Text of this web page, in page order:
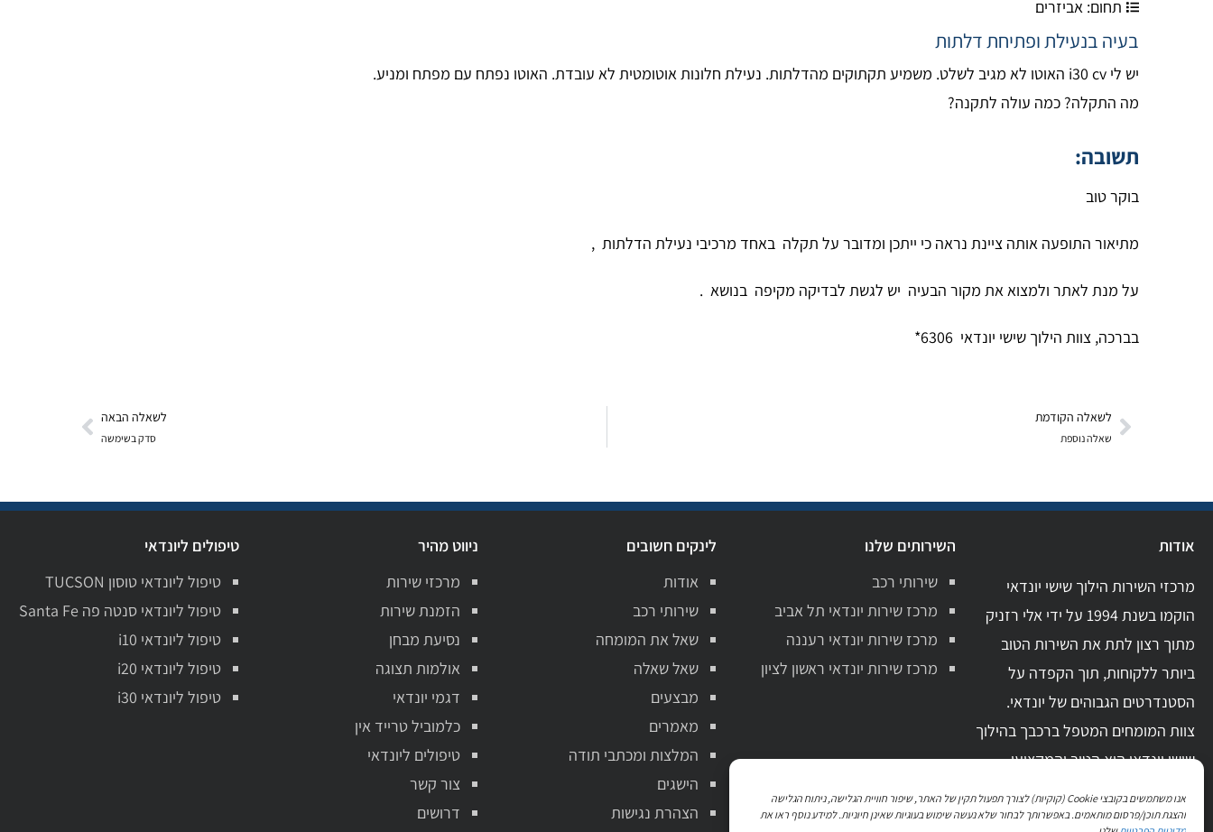
אנו משתמשים בקובצי Cookie (קוקיות) לצורך תפעול תקין של האתר, שיפור חוויית הגלישה, ניתוח הגלישה
והצגת תוכן/פרסום מותאמים. באפשרותך לבחור שלא נעשה שימוש בעוגיות שאינן חיוניות. למידע נוסף ראו את
תחום: אביזרים
בעיה בנעילת ופתיחת דלתות
יש לי i30 cv האוטו לא מגיב לשלט. משמיע תקתוקים מהדלתות. נעילת חלונות אוטומטית לא עובדת. האוטו נפתח עם מפתח ומניע.
מה התקלה? כמה עולה לתקנה?
תשובה:
בוקר טוב
מתיאור התופעה אותה ציינת נראה כי ייתכן ומדובר על תקלה באחד מרכיבי נעילת הדלתות ,
על מנת לאתר ולמצוא את מקור הבעיה יש לגשת לבדיקה מקיפה בנושא .
בברכה, צוות הילוך שישי יונדאי 6306*
לשאלה הקודמת
שאלה נוספת
לשאלה הבאה
סדק בשימשה
אודות
מרכזי השירות הילוך שישי יונדאי
הוקמו בשנת 1994 על ידי אלי רזניק
מתוך רצון לתת את השירות הטוב
ביותר ללקוחות, תוך הקפדה על
הסטנדרטים הגבוהים של יונדאי.
צוות המומחים המטפל ברכבך בהילוך
שישי יונדאי הוא הטוב והמקצועי
וניסיון מעשי רב.
השירותים שלנו
שירותי רכב
מרכז שירות יונדאי תל אביב
מרכז שירות יונדאי רעננה
מרכז שירות יונדאי ראשון לציון
לינקים חשובים
אודות
שירותי רכב
שאל את המומחה
שאל שאלה
מבצעים
מאמרים
המלצות ומכתבי תודה
הישגים
הצהרת נגישות
ניווט מהיר
מרכזי שירות
הזמנת שירות
נסיעת מבחן
אולמות תצוגה
דגמי יונדאי
כלמוביל טרייד אין
טיפולים ליונדאי
צור קשר
דרושים
טיפולים ליונדאי
טיפול ליונדאי טוסון TUCSON
טיפול ליונדאי סנטה פה Santa Fe
טיפול ליונדאי i10
טיפול ליונדאי i20
טיפול ליונדאי i30